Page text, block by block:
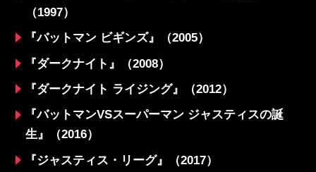
（1997）
『バットマン ビギンズ』（2005）
『ダークナイト』（2008）
『ダークナイト ライジング』（2012）
『バットマンVSスーパーマン ジャスティスの誕
生』（2016）
『ジャスティス・リーグ』（2017）